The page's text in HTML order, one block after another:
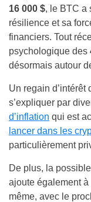
16 000 $, le BTC a
résilience et sa
financiers. Tout
psychologique des
désormais autour
Un regain
s’expliquer par
d’inflation qui est
lancer dans les
particulièrement
De plus, la
ajoute également à
même, avec le